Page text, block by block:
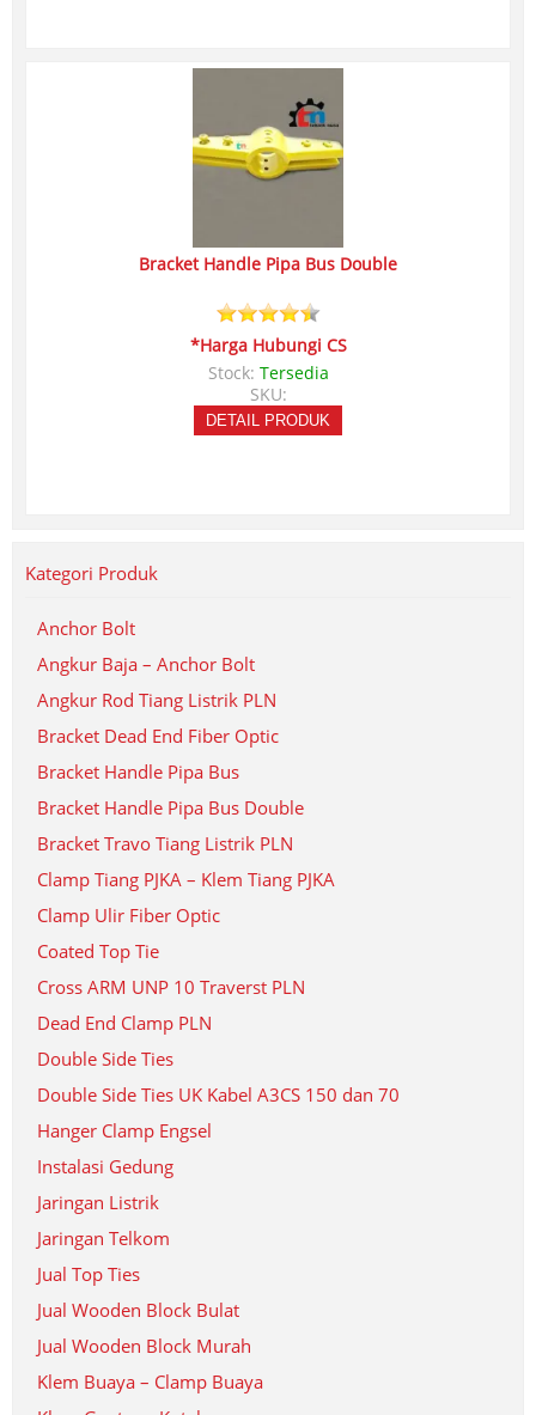
Bracket Handle Pipa Bus Double
*Harga Hubungi CS
Stock: Tersedia
SKU:
DETAIL PRODUK
Kategori Produk
Anchor Bolt
Angkur Baja – Anchor Bolt
Angkur Rod Tiang Listrik PLN
Bracket Dead End Fiber Optic
Bracket Handle Pipa Bus
Bracket Handle Pipa Bus Double
Bracket Travo Tiang Listrik PLN
Clamp Tiang PJKA – Klem Tiang PJKA
Clamp Ulir Fiber Optic
Coated Top Tie
Cross ARM UNP 10 Traverst PLN
Dead End Clamp PLN
Double Side Ties
Double Side Ties UK Kabel A3CS 150 dan 70
Hanger Clamp Engsel
Instalasi Gedung
Jaringan Listrik
Jaringan Telkom
Jual Top Ties
Jual Wooden Block Bulat
Jual Wooden Block Murah
Klem Buaya – Clamp Buaya